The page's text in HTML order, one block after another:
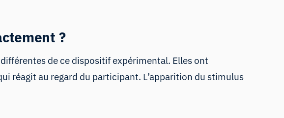
?
de ce dispositif expérimental. Elles ont
réagit au regard du participant. L’apparition du stimulus